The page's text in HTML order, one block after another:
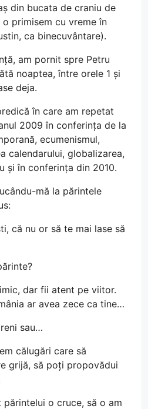
din bucata de craniu de
primisem cu vreme în
ca binecuvântare).
am pornit spre Petru
noaptea, între orele 1 și
deja.
în care am repetat
2009 în conferința de la
ecumenismul,
calendarului, globalizarea,
și în conferința din 2010.
mă la părintele
că nu or să te mai lase să
dar fii atent pe viitor.
ar avea zece ca tine…
sau…
călugări care să
grijă, să poți propovădui
o cruce, să o am